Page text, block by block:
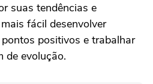
suas tendências e
fácil desenvolver
positivos e trabalhar
de evolução.